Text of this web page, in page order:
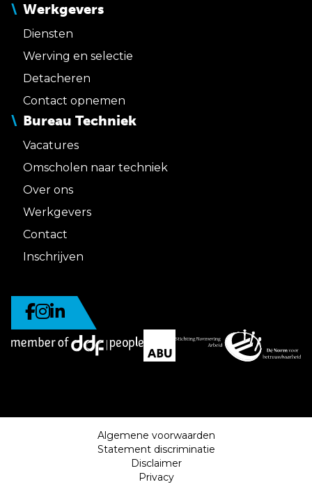
Werkgevers
Diensten
Werving en selectie
Detacheren
Contact opnemen
Bureau Techniek
Vacatures
Omscholen naar techniek
Over ons
Werkgevers
Contact
Inschrijven
Algemene voorwaarden
Statement discriminatie
Disclaimer
Privacy